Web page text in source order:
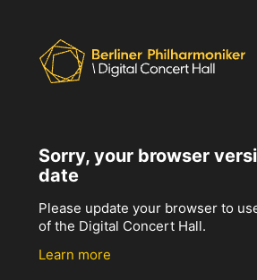
Sorry, your browser
date
Please update your browser to
of the Digital Concert Hall.
Learn more